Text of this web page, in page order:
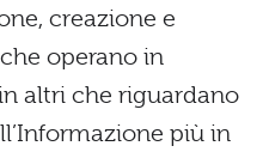
creazione e
operano in
altri che riguardano
più in